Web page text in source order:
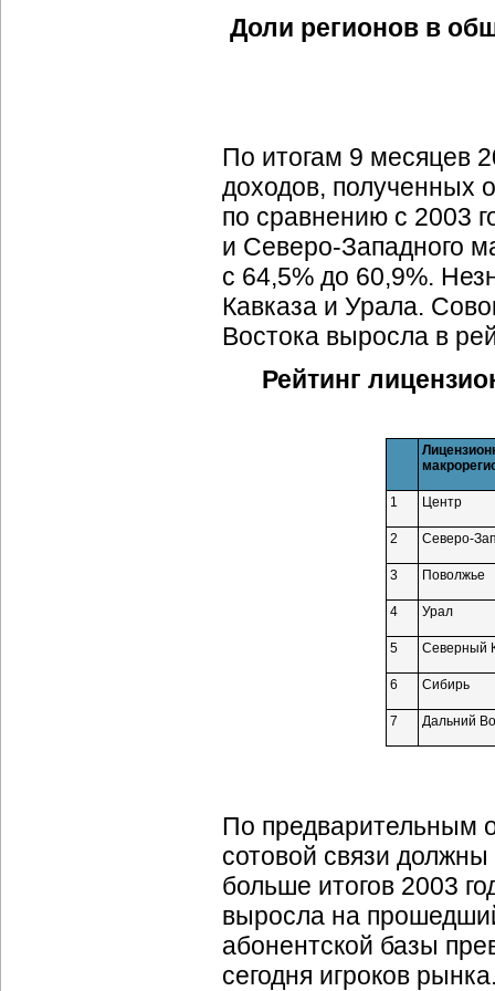
Доли регионов в
По итогам 9 месяцев
доходов, полученных
по сравнению с 2003
и Северо-Западного
с 64,5% до 60,9%.
Кавказа и Урала.
Востока выросла в
Рейтинг
1 Центр
2 Северо-
3 Поволжье
4 Урал
5 Северный
6 Сибирь
7 Дальний
По предварительным
сотовой связи
больше итогов 2003
выросла на
абонентской базы
сегодня игроков